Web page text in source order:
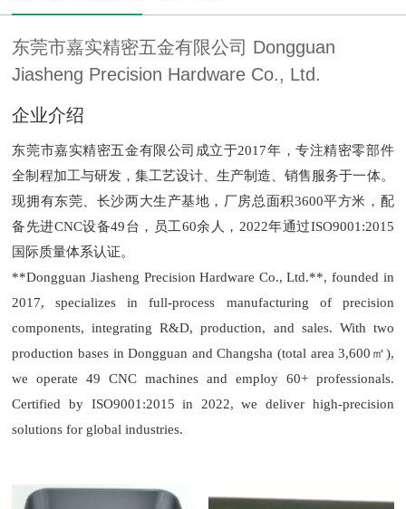
东莞市嘉实精密五金有限公司 Dongguan
Jiasheng Precision Hardware Co., Ltd.
企业介绍
东莞市嘉实精密五金有限公司成立于2017年，专注精密零部件
全制程加工与研发，集工艺设计、生产制造、销售服务于一体。
现拥有东莞、长沙两大生产基地，厂房总面积3600平方米，配
备先进CNC设备49台，员工60余人，2022年通过ISO9001:2015
国际质量体系认证。
**Dongguan Jiasheng Precision Hardware Co., Ltd.**, founded in
2017, specializes in full-process manufacturing of precision
components, integrating R&D, production, and sales. With two
production bases in Dongguan and Changsha (total area 3,600 ㎡),
we operate 49 CNC machines and employ 60+ professionals.
Certified by ISO9001:2015 in 2022, we deliver high-precision
solutions for global industries.